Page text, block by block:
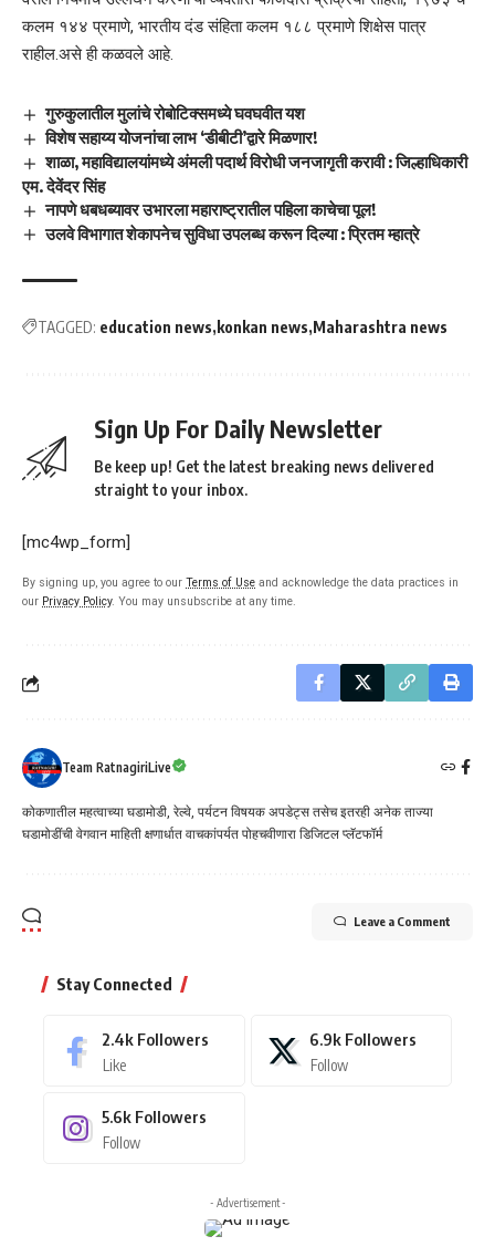
कलम १४४ प्रमाणे, भारतीय दंड संहिता कलम १८८ प्रमाणे शिक्षेस पात्र
राहील.असे ही कळवले आहे.
गुरुकुलातील मुलांचे रोबोटिक्समध्ये घवघवीत यश
विशेष सहाय्य योजनांचा लाभ ‘डीबीटी’द्वारे मिळणार!
शाळा, महाविद्यालयांमध्ये अंमली पदार्थ विरोधी जनजागृती करावी : जिल्हाधिकारी
एम. देवेंदर सिंह
नापणे धबधब्यावर उभारला महाराष्ट्रातील पहिला काचेचा पूल!
उलवे विभागात शेकापनेच सुविधा उपलब्ध करून दिल्या : प्रितम म्हात्रे
TAGGED: education news konkan news Maharashtra news
Sign Up For Daily Newsletter
Be keep up! Get the latest breaking news delivered
straight to your inbox.
[mc4wp_form]
By signing up, you agree to our Terms of Use and acknowledge the data practices in
our Privacy Policy. You may unsubscribe at any time.
Team RatnagiriLive
कोकणातील महत्वाच्या घडामोडी, रेल्वे, पर्यटन विषयक अपडेट्स तसेच इतरही अनेक ताज्या
घडामोडींची वेगवान माहिती क्षणार्धात वाचकांपर्यत पोहचवीणारा डिजिटल प्लॅटफॉर्म
Leave a Comment
Stay Connected
2.4k Followers
Like
6.9k Followers
Follow
5.6k Followers
Follow
- Advertisement -